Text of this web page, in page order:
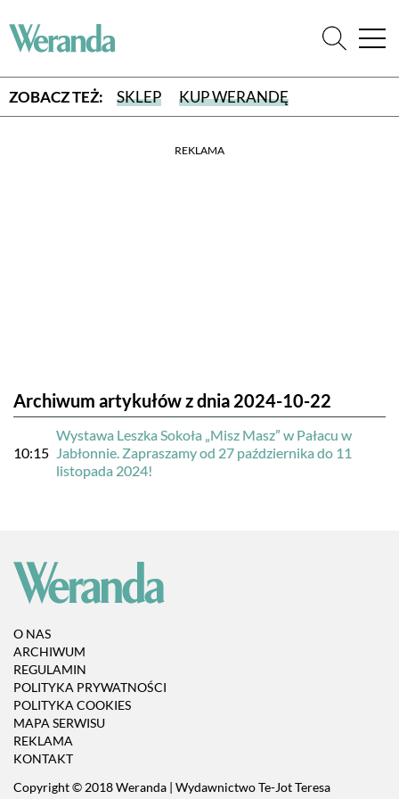
ZOBACZ TEŻ: SKLEP KUP WERANDĘ
REKLAMA
Archiwum artykułów z dnia 2024-10-22
10:15
Wystawa Leszka Sokoła „Misz Masz” w Pałacu w
Jabłonnie. Zapraszamy od 27 października do 11
listopada 2024!
O NAS
ARCHIWUM
REGULAMIN
POLITYKA PRYWATNOŚCI
POLITYKA COOKIES
MAPA SERWISU
REKLAMA
KONTAKT
Copyright © 2018 Weranda | Wydawnictwo Te-Jot Teresa